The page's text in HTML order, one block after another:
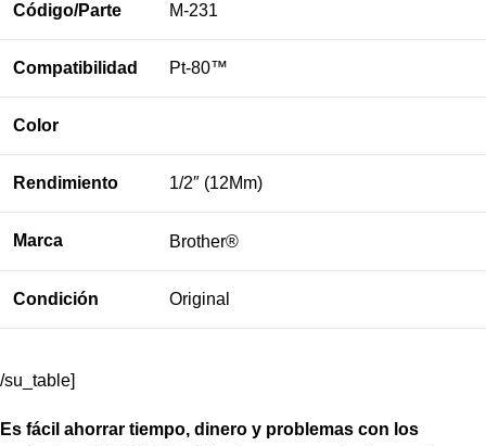
Código/Parte M-231
Compatibilidad Pt-80™
Color
Rendimiento 1/2″ (12Mm)
Marca Brother®
Condición Original
/su_table]
Es fácil ahorrar tiempo, dinero y problemas con los